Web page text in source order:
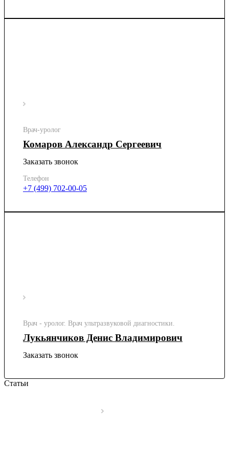
Врач-уролог
Комаров Александр Сергеевич
Заказать звонок
Телефон
+7 (499) 702-00-05
Врач - уролог. Врач ультразвуковой диагностики.
Лукьянчиков Денис Владимирович
Заказать звонок
Статьи